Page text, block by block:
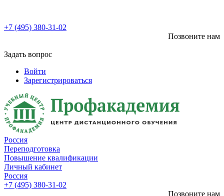
+7 (495) 380-31-02
Позвоните нам
Задать вопрос
Войти
Зарегистрироваться
Россия
Переподготовка
Повышение квалификации
Личный кабинет
Россия
+7 (495) 380-31-02
Позвоните нам